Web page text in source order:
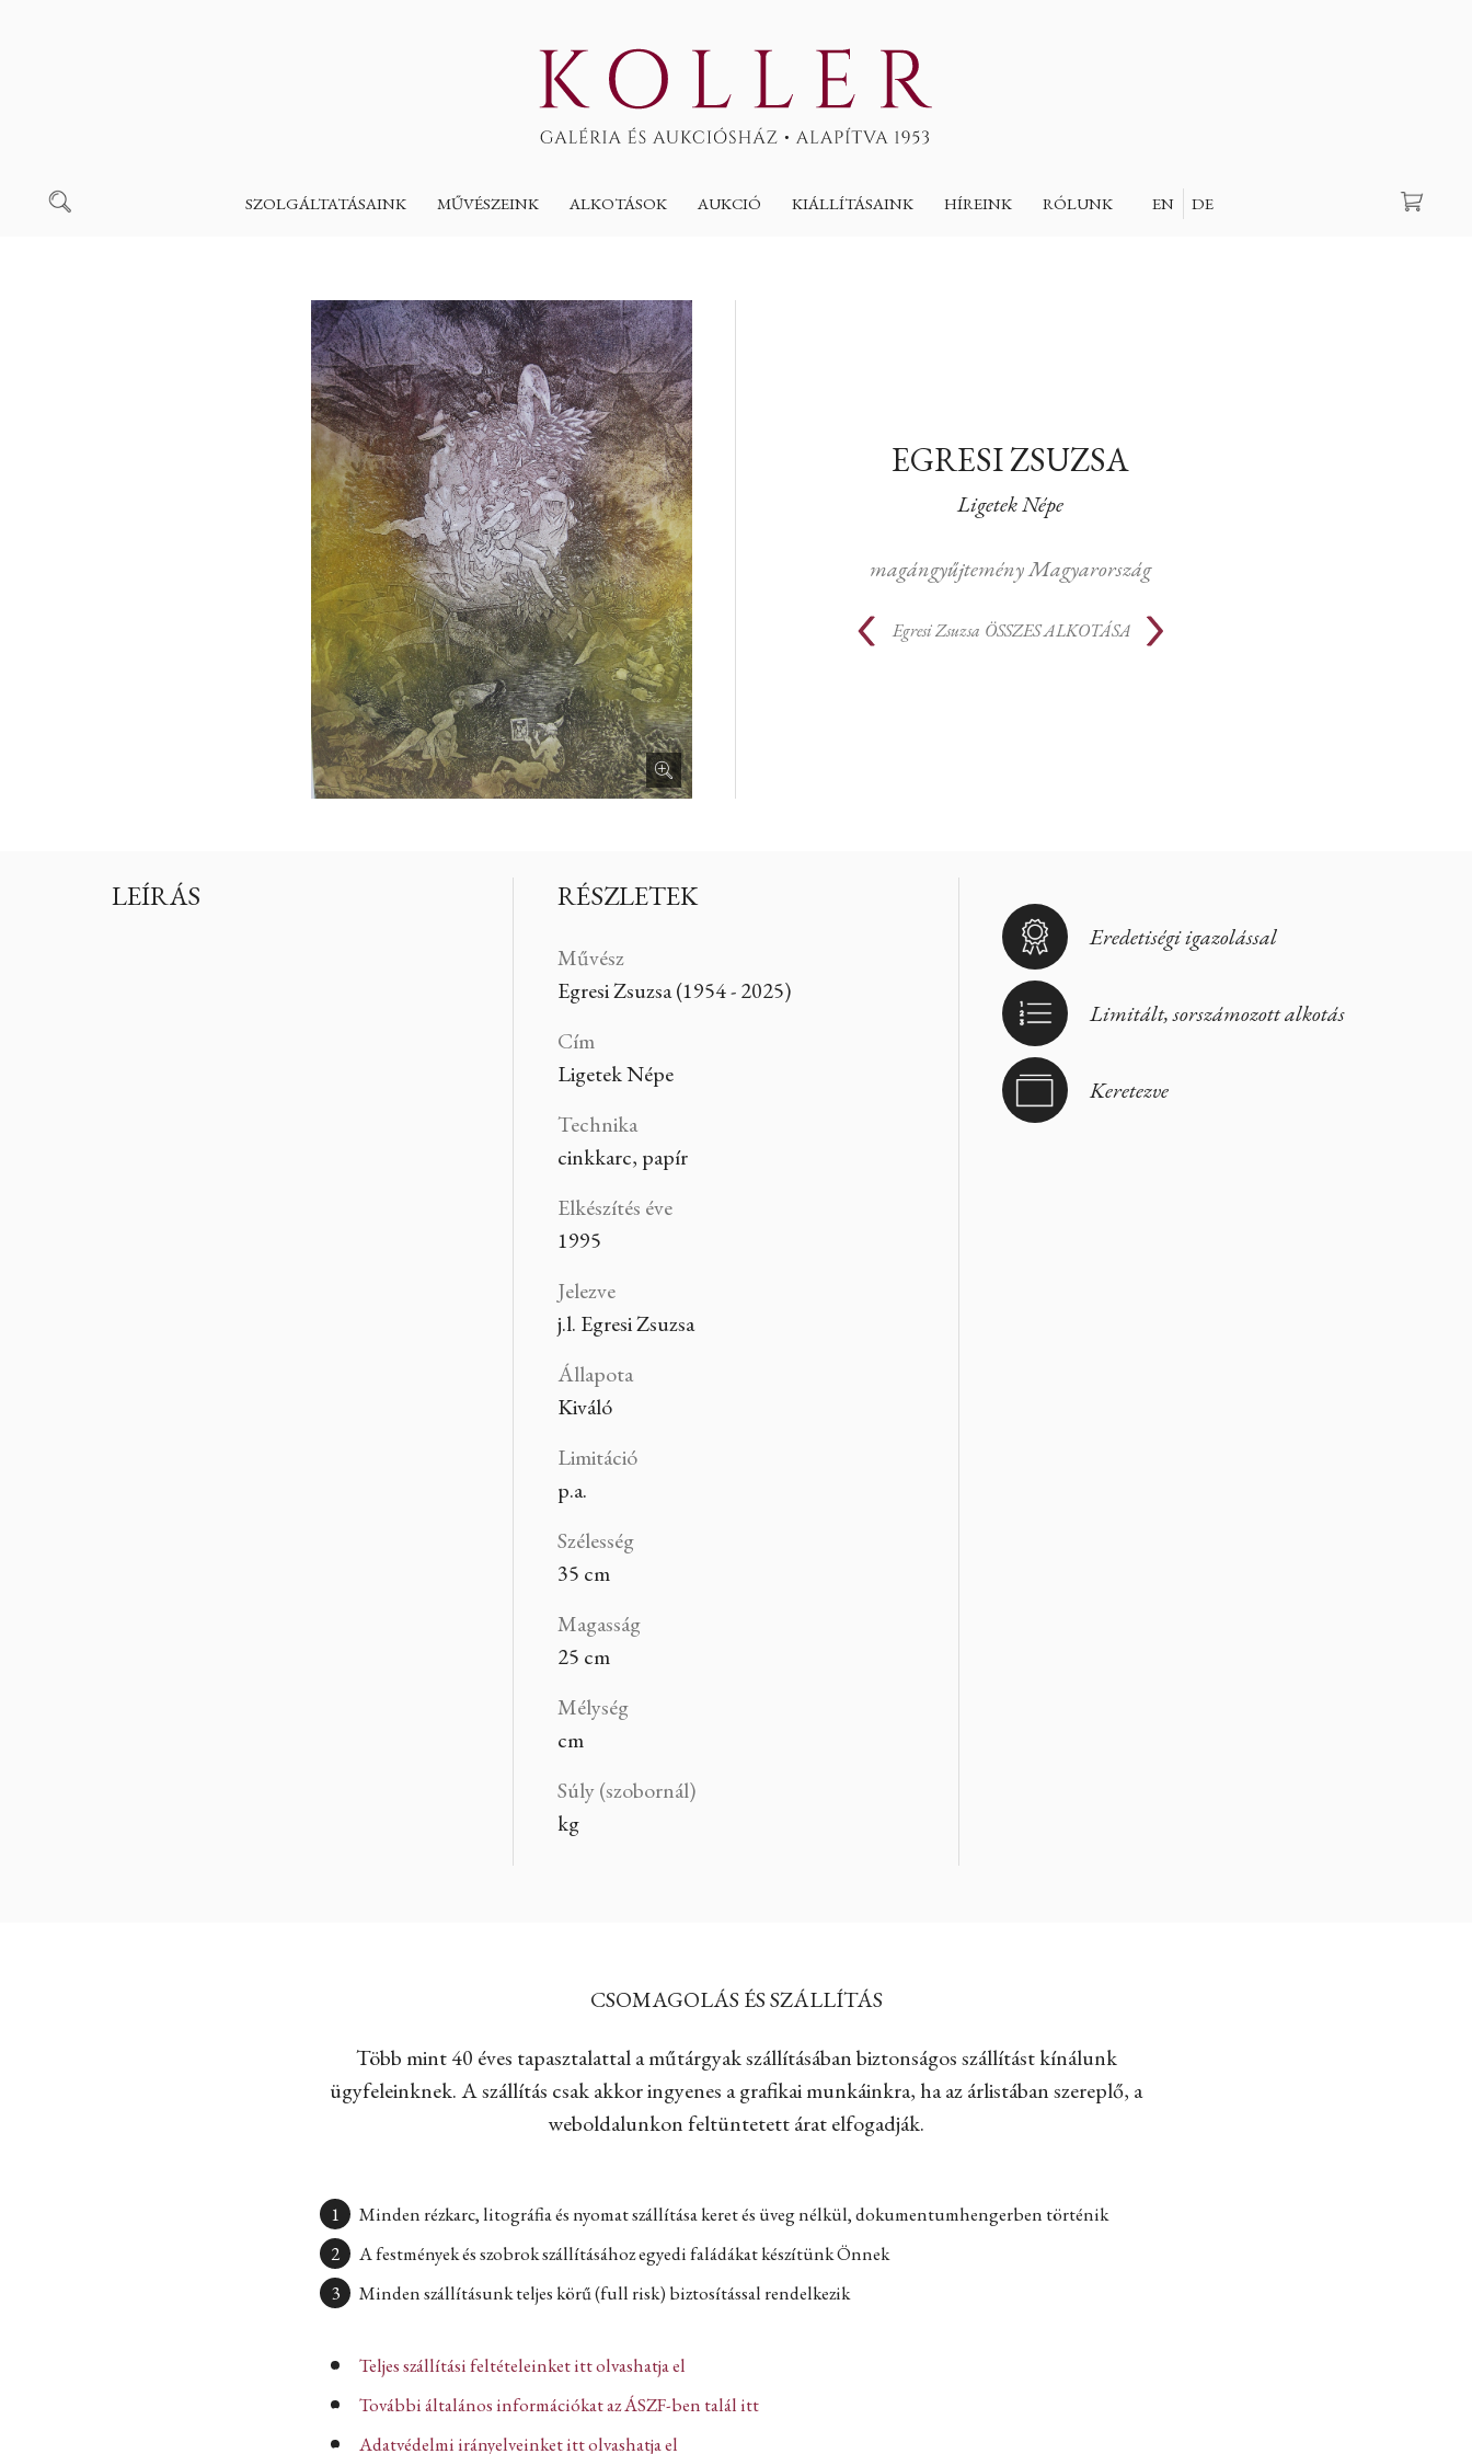
SZOLGÁLTATÁSAINK MŰVÉSZEINK ALKOTÁSOK AUKCIÓ KIÁLLÍTÁSAINK HÍREINK RÓLUNK EN DE
Keresés
EGRESI ZSUZSA
Ligetek Népe
magángyűjtemény Magyarország
Egresi Zsuzsa ÖSSZES ALKOTÁSA
LEÍRÁS RÉSZLETEK
Művész
Egresi Zsuzsa (1954 - 2025)
Cím
Ligetek Népe
Technika
cinkkarc, papír
Elkészítés éve
1995
Jelezve
j.l. Egresi Zsuzsa
Állapota
Kiváló
Limitáció
p.a.
Szélesség
35 cm
Magasság
25 cm
Mélység
cm
Súly (szobornál)
kg
Eredetiségi igazolással
Limitált, sorszámozott alkotás
Keretezve
CSOMAGOLÁS ÉS SZÁLLÍTÁS
Több mint 40 éves tapasztalattal a műtárgyak szállításában biztonságos szállítást kínálunk
ügyfeleinknek. A szállítás csak akkor ingyenes a grafikai munkáinkra, ha az árlistában szereplő, a
weboldalunkon feltüntetett árat elfogadják.
Minden rézkarc, litográfia és nyomat szállítása keret és üveg nélkül, dokumentumhengerben történik
A festmények és szobrok szállításához egyedi faládákat készítünk Önnek
Minden szállításunk teljes körű (full risk) biztosítással rendelkezik
Teljes szállítási feltételeinket itt olvashatja el
További általános információkat az ÁSZF-ben talál itt
Adatvédelmi irányelveinket itt olvashatja el